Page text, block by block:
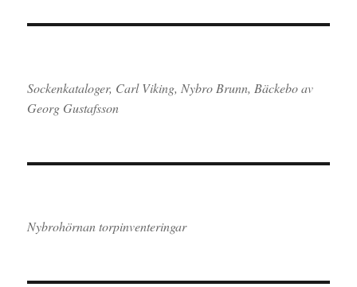
Sockenkataloger, Carl Viking, Nybro Brunn, Bäckebo av
Georg Gustafsson
Nybrohörnan torpinventeringar